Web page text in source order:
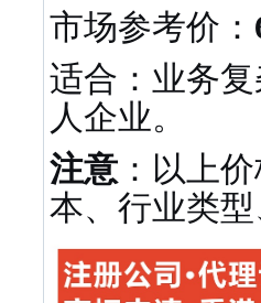
市场参考价：
适合：业务
人企业。
注意：以上
本、行业类